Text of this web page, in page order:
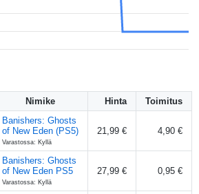
Nimike Hinta Toimitus
Banishers: Ghosts
of New Eden (PS5)
Varastossa: Kyllä
21,99 € 4,90 €
Banishers: Ghosts
of New Eden PS5
Varastossa: Kyllä
27,99 € 0,95 €